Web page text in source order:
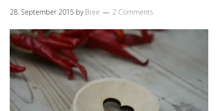
28. September 2015 by Bree 2 Comments